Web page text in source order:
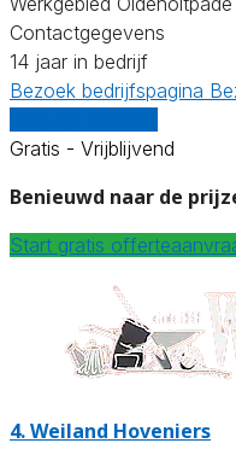
Contactgegevens
14 jaar in bedrijf
Bezoek bedrijfspagina
Gratis - Vrijblijvend
Benieuwd naar de
Start gratis
4.Weiland Hoveniers